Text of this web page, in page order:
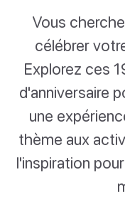
Vous
célébrer
Explorez ces
d'anniversaire
une
thème aux
l'inspiration